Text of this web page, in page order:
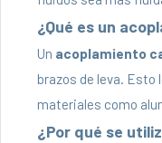
¿Qué es un
Un acoplamiento
brazos de leva. Esto
materiales como
¿Por qué se